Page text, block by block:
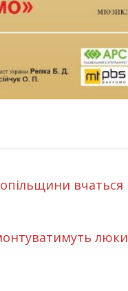
вчаться
люки